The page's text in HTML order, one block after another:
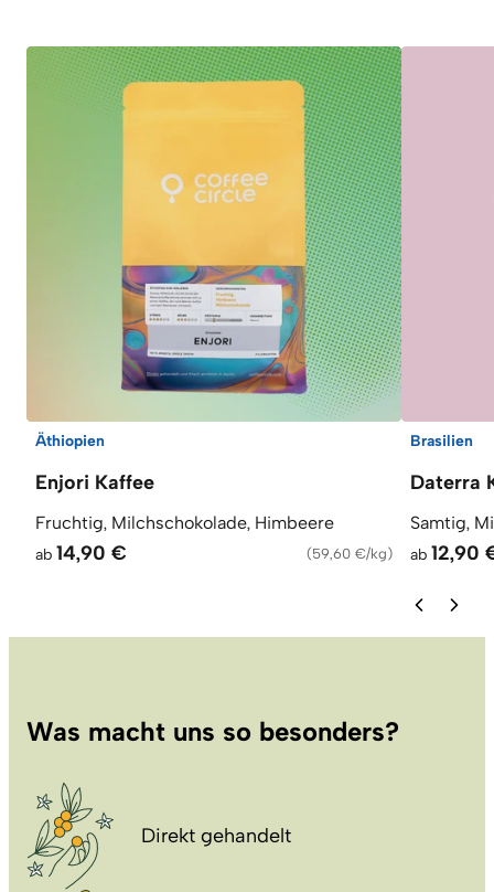
Äthiopien
Enjori Kaffee
Fruchtig, Milchschokolade, Himbeere
ab 14,90 € (59,60 €/kg)
Brasilien
Daterra
Samtig,
ab 12,90
Was macht uns so besonders?
Direkt gehandelt